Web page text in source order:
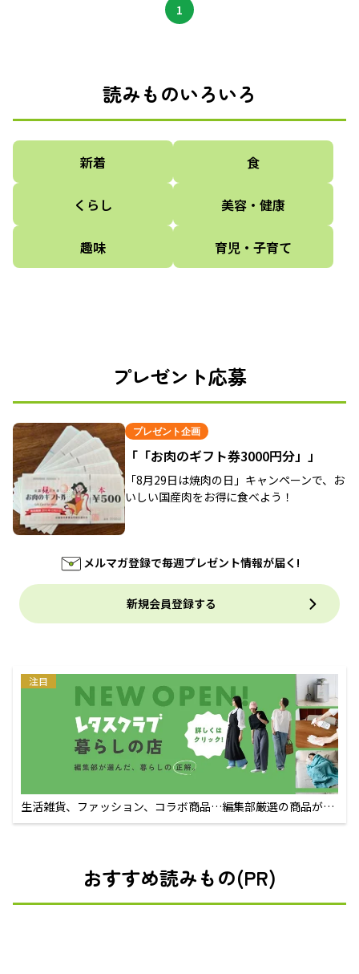
1
読みものいろいろ
新着 食
くらし 美容・健康
趣味 育児・子育て
プレゼント応募
プレゼント企画
「「お肉のギフト券3000円分」」
「8月29日は焼肉の日」キャンペーンで、お
いしい国産肉をお得に食べよう！
メルマガ登録で毎週プレゼント情報が届く!
新規会員登録する
注目
生活雑貨、ファッション、コラボ商品…編集部厳選の商品が買
えるECサイト
おすすめ読みもの(PR)